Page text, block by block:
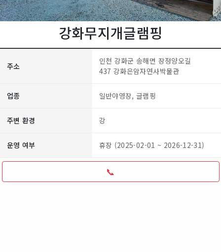
강화무지개글램핑
주소
인천 강화군 송해면 장정양오길
437 강화은암자연사박물관
업종 일반야영장, 글램핑
주변 환경 강
운영 여부 휴장 (2025-02-01 ~ 2026-12-31)
📞